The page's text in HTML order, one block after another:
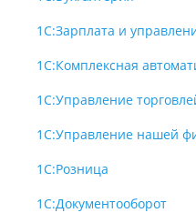
1С:Зарплата и
1С:Комплексная
1С:Управление
1С:Управление нашей
1С:Розница
1С:Документооборот